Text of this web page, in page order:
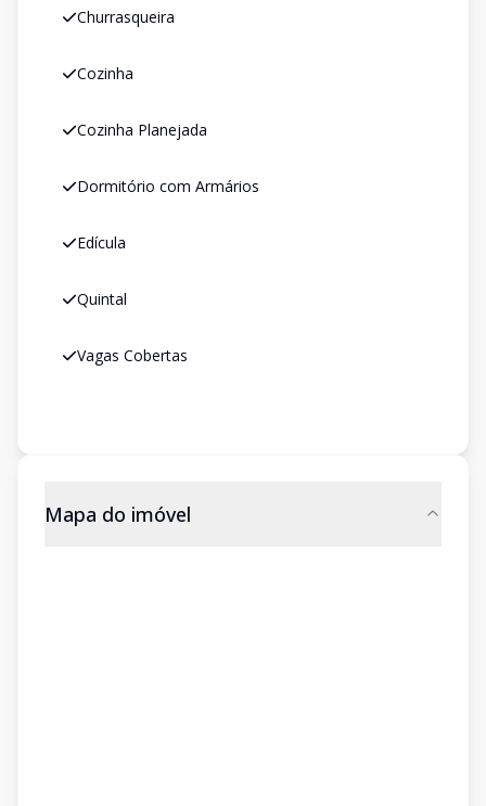
Churrasqueira
Cozinha
Cozinha Planejada
Dormitório com Armários
Edícula
Quintal
Vagas Cobertas
Mapa do imóvel